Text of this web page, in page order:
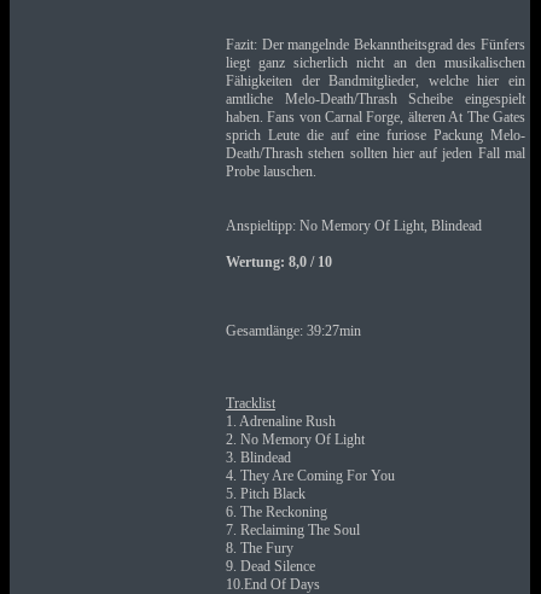
Fazit: Der mangelnde Bekanntheitsgrad des Fünfers
liegt ganz sicherlich nicht an den musikalischen
Fähigkeiten der Bandmitglieder, welche hier ein
amtliche Melo-Death/Thrash Scheibe eingespielt
haben. Fans von Carnal Forge, älteren At The Gates
sprich Leute die auf eine furiose Packung Melo-
Death/Thrash stehen sollten hier auf jeden Fall mal
Probe lauschen.
Anspieltipp: No Memory Of Light, Blindead
Wertung: 8,0 / 10
Gesamtlänge: 39:27min
Tracklist
1. Adrenaline Rush
2. No Memory Of Light
3. Blindead
4. They Are Coming For You
5. Pitch Black
6. The Reckoning
7. Reclaiming The Soul
8. The Fury
9. Dead Silence
10.End Of Days